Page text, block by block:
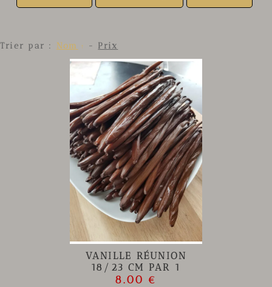
Trier par : Nom - Prix
VANILLE RÉUNION
18/23 CM PAR 1
8.00 €